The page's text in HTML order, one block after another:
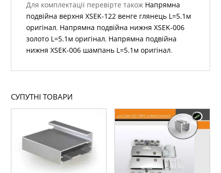
Для комплектації перевірте також Напрямна
подвійна верхня ХSEK-122 венге глянець L=5.1м
оригінал, Напрямна подвійна нижня ХSEK-006
золото L=5.1м оригінал, Напрямна подвійна
нижня ХSEK-006 шампань L=5.1м оригінал.
СУПУТНІ ТОВАРИ